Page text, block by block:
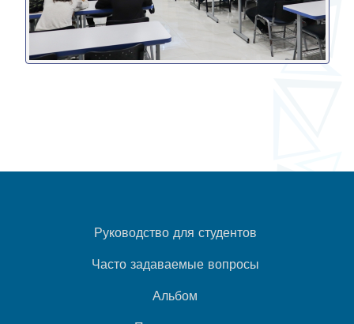
Руководство для студентов
Часто задаваемые вопросы
Альбом